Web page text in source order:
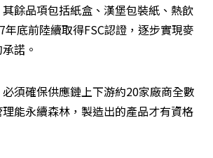
餘品項包括紙盒、漢堡包裝紙、熱飲
底前陸續取得FSC認證，逐步實現麥
諾。
須確保供應鏈上下游約20家廠商全數
能永續森林，製造出的產品才有資格